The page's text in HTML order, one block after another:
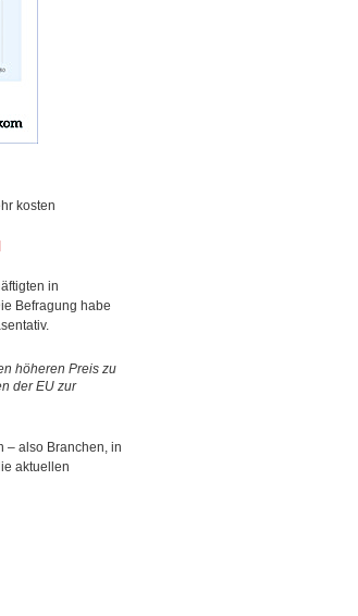
kosten
in
Befragung habe
höheren Preis zu
der EU zur
– also Branchen, in
aktuellen